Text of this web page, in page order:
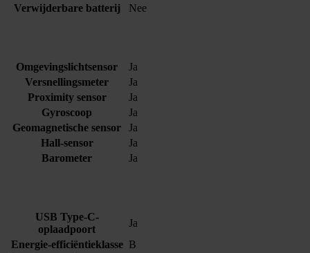
Verwijderbare batterij
Nee
Omgevingslichtsensor
Ja
Versnellingsmeter
Ja
Proximity sensor
Ja
Gyroscoop
Ja
Geomagnetische sensor
Ja
Hall-sensor
Ja
Barometer
Ja
USB Type-C-
oplaadpoort
Ja
Energie-efficiëntieklasse B